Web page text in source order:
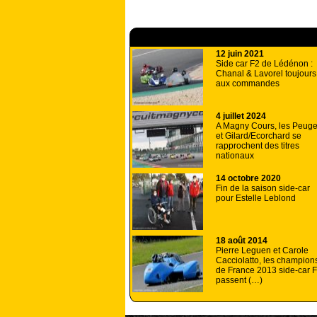
12 juin 2021
Side car F2 de Lédénon :
Chanal & Lavorel toujours
aux commandes
4 juillet 2024
A Magny Cours, les
et Gilard/Ecorchard se
rapprochent des titres
nationaux
14 octobre 2020
Fin de la saison side-car
pour Estelle Leblond
18 août 2014
Pierre Leguen et Carole
Cacciolatto, les
de France 2013 side-car
passent (…)